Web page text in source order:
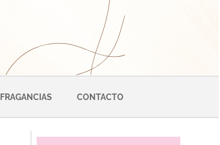
FRAGANCIAS CONTACTO